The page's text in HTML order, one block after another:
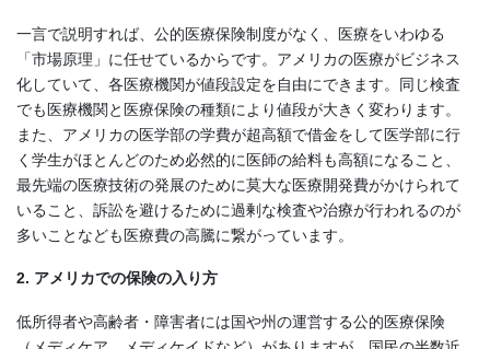
一言で説明すれば、公的医療保険制度がなく、医療をいわゆる
「市場原理」に任せているからです。アメリカの医療がビジネス
化していて、各医療機関が値段設定を自由にできます。同じ検査
でも医療機関と医療保険の種類により値段が大きく変わります。
また、アメリカの医学部の学費が超高額で借金をして医学部に行
く学生がほとんどのため必然的に医師の給料も高額になること、
最先端の医療技術の発展のために莫大な医療開発費がかけられて
いること、訴訟を避けるために過剰な検査や治療が行われるのが
多いことなども医療費の高騰に繋がっています。
2. アメリカでの保険の入り方
低所得者や高齢者・障害者には国や州の運営する公的医療保険